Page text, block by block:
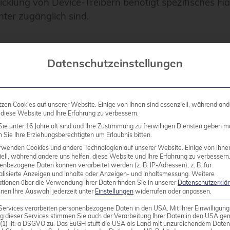
zugänglich sind.
können Sie durch Testing,
das richtige Open-
Projekts basiert auf Ihrenpersönlichen
Sie mit Projekten, die Sie bereits nutzen oder
Datenschutzeinstellungen
Cookies auf unserer Website. Einige von ihnen sind essenziell, während
Website und Ihre Erfahrung zu verbessern.
unter 16 Jahre alt sind und Ihre Zustimmung zu freiwilligen Diensten geben
Sie Ihre Erziehungsberechtigten um Erlaubnis bitten.
Cookies und andere Technologien auf unserer Website. Einige von
während andere uns helfen, diese Website und Ihre Erfahrung zu verbessern.
Daten können verarbeitet werden (z. B. IP-Adressen), z. B. für
Anzeigen und Inhalte oder Anzeigen- und Inhaltsmessung. Weitere
über die Verwendung Ihrer Daten finden Sie in unserer
Ihre Auswahl jederzeit unter Einstellungen widerrufen oder anpassen.
verarbeiten personenbezogene Daten in den USA. Mit Ihrer
dieser Services stimmen Sie auch der Verarbeitung Ihrer Daten in den USA
lit. a DSGVO zu. Das EuGH stuft die USA als Land mit unzureichendem